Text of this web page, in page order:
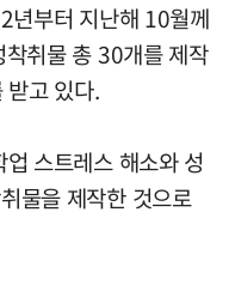
년부터 지난해 10월께
취물 총 30개를 제작
받고 있다.
스트레스 해소와 성
물을 제작한 것으로